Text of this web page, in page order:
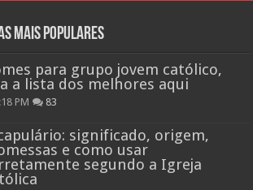
mais Populares
para grupo jovem católico,
a lista dos melhores aqui
PM 83
significado, origem,
e como usar
segundo a Igreja